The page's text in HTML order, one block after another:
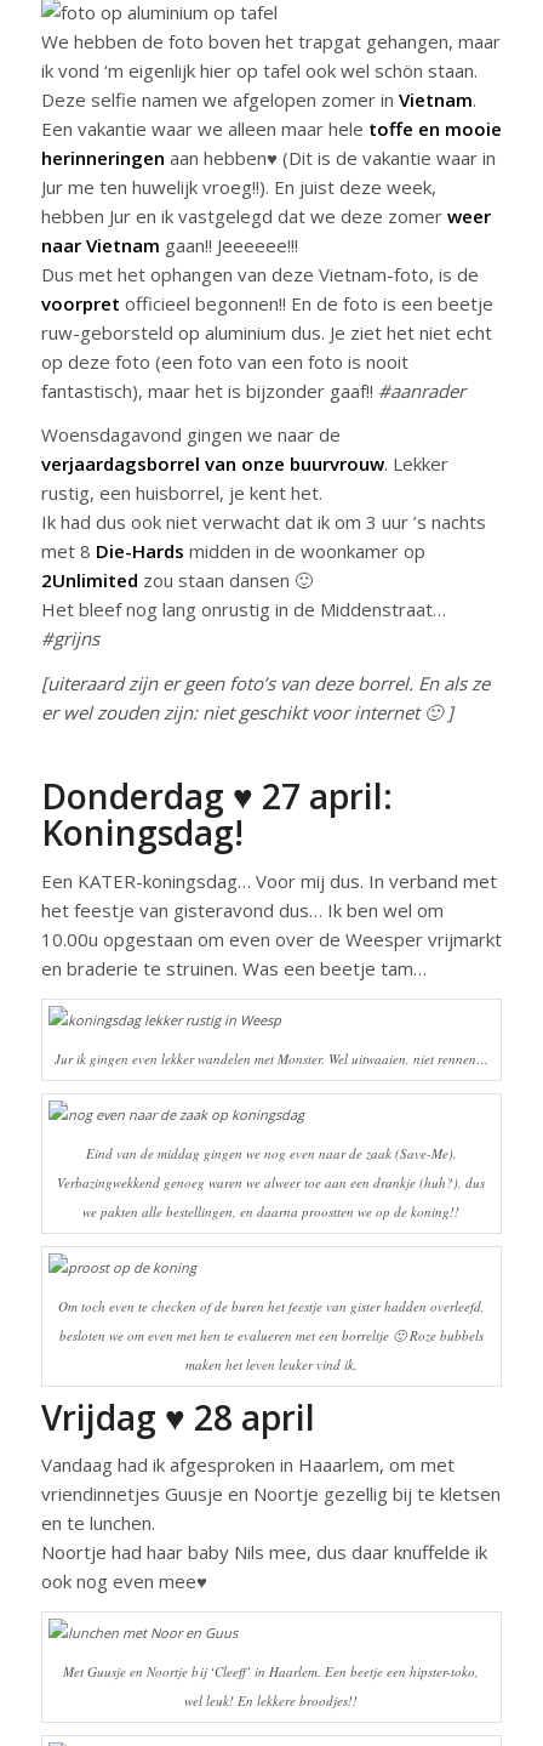
We hebben de foto boven het trapgat gehangen, maar
ik vond ‘m eigenlijk hier op tafel ook wel schön staan.
Deze selfie namen we afgelopen zomer in Vietnam.
Een vakantie waar we alleen maar hele toffe en mooie
herinneringen aan hebben♥ (Dit is de vakantie waar in
Jur me ten huwelijk vroeg!!). En juist deze week,
hebben Jur en ik vastgelegd dat we deze zomerweer
naar Vietnam gaan!! Jeeeeee!!!
Dus met het ophangen van deze Vietnam-foto, is de
voorpret officieel begonnen!! En de foto is een beetje
ruw-geborsteld op aluminium dus. Je ziet het niet echt
op deze foto (een foto van een foto is nooit
fantastisch), maar het is bijzonder gaaf!! #aanrader
Woensdagavond gingen we naar de
verjaardagsborrel van onze buurvrouw. Lekker
rustig, een huisborrel, je kent het.
Ik had dus ook niet verwacht dat ik om 3 uur ’s nachts
met 8 Die-Hards midden in de woonkamer op
2Unlimited zou staan dansen 🙂
Het bleef nog lang onrustig in de Middenstraat…
#grijns
[uiteraard zijn er geen foto’s van deze borrel. En als ze
er wel zouden zijn: niet geschikt voor internet 🙂 ]
Donderdag ♥ 27 april:
Koningsdag!
Een KATER-koningsdag… Voor mij dus. In verband met
het feestje van gisteravond dus… Ik ben wel om
10.00u opgestaan om even over de Weesper vrijmarkt
en braderie te struinen. Was een beetje tam…
Jur ik gingen even lekker wandelen met Monster. Wel uitwaaien, niet rennen…
Eind van de middag gingen we nog even naar de zaak (Save-Me).
Verbazingwekkend genoeg waren we alweer toe aan een drankje (huh?), dus
we pakten alle bestellingen, en daarna proostten we op de koning!!
Om toch even te checken of de buren het feestje van gister hadden overleefd,
besloten we om even met hen te evalueren met een borreltje 🙂 Roze bubbels
maken het leven leuker vind ik.
Vrijdag ♥ 28 april
Vandaag had ik afgesproken in Haaarlem, om met
vriendinnetjes Guusje en Noortje gezellig bij te kletsen
en te lunchen.
Noortje had haar baby Nils mee, dus daar knuffelde ik
ook nog even mee♥
Met Guusje en Noortje bij ‘Cleeff’ in Haarlem. Een beetje een hipster-toko,
wel leuk! En lekkere broodjes!!